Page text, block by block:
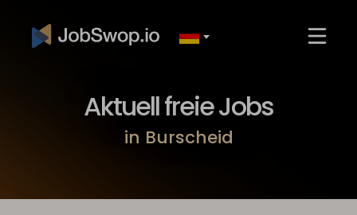
Aktuell freie Jobs
in Burscheid